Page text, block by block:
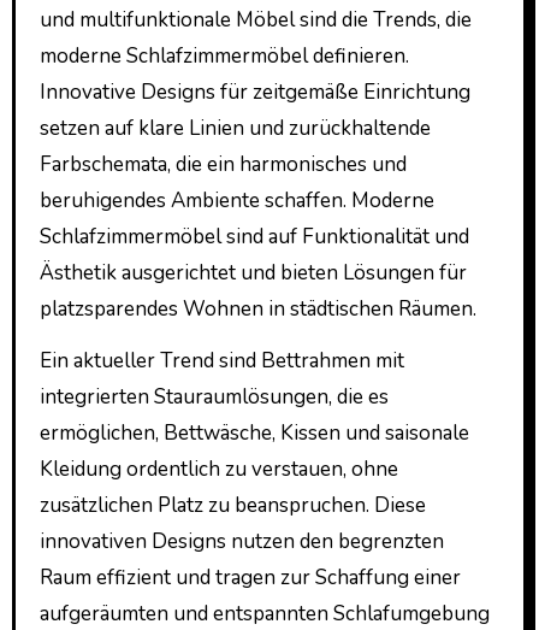
und multifunktionale Möbel sind die Trends, die
moderne Schlafzimmermöbel definieren.
Innovative Designs für zeitgemäße Einrichtung
setzen auf klare Linien und zurückhaltende
Farbschemata, die ein harmonisches und
beruhigendes Ambiente schaffen. Moderne
Schlafzimmermöbel sind auf Funktionalität und
Ästhetik ausgerichtet und bieten Lösungen für
platzsparendes Wohnen in städtischen Räumen.
Ein aktueller Trend sind Bettrahmen mit
integrierten Stauraumlösungen, die es
ermöglichen, Bettwäsche, Kissen und saisonale
Kleidung ordentlich zu verstauen, ohne
zusätzlichen Platz zu beanspruchen. Diese
innovativen Designs nutzen den begrenzten
Raum effizient und tragen zur Schaffung einer
aufgeräumten und entspannten Schlafumgebung